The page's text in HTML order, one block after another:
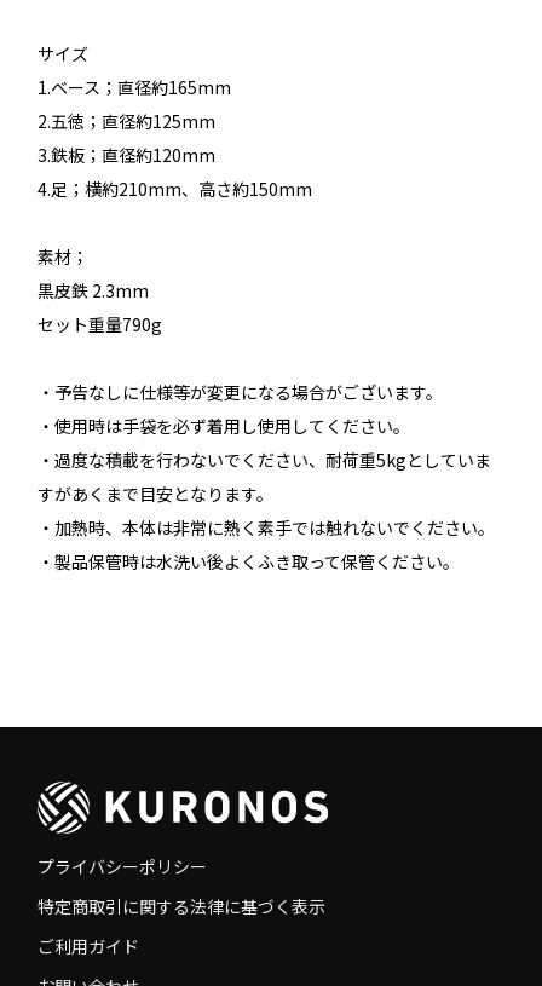
サイズ
1.ベース；直径約165mm
2.五徳；直径約125mm
3.鉄板；直径約120mm
4.足；横約210mm、高さ約150mm
素材；
黒皮鉄 2.3mm
セット重量790g
・予告なしに仕様等が変更になる場合がございます。
・使用時は手袋を必ず着用し使用してください。
・過度な積載を行わないでください、耐荷重5kgとしていま
すがあくまで目安となります。
・加熱時、本体は非常に熱く素手では触れないでください。
・製品保管時は水洗い後よくふき取って保管ください。
プライバシーポリシー
特定商取引に関する法律に基づく表示
ご利用ガイド